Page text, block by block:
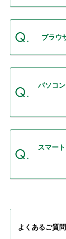
困った時はブラウ
パソコ
スマー
よくあるご質問